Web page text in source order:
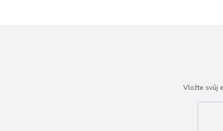
Vložte svůj